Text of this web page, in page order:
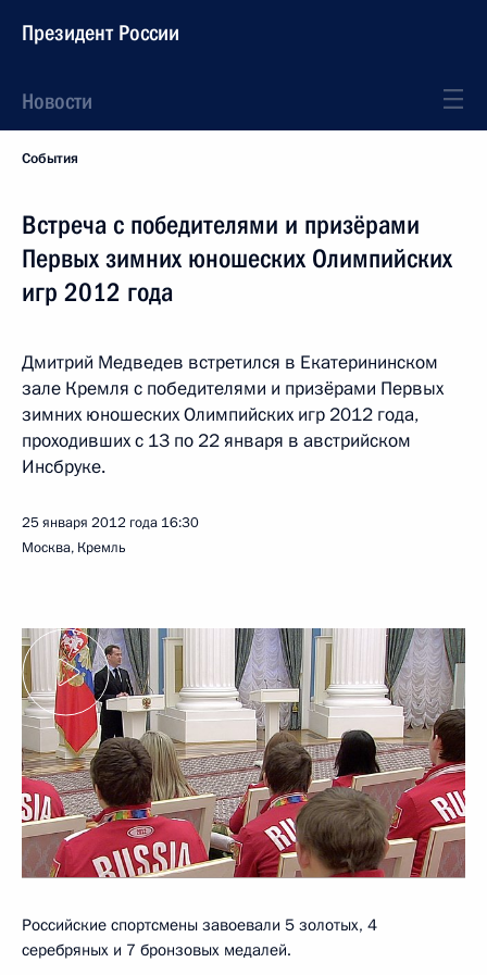
Президент России
Новости
События
Встреча с победителями и призёрами
Первых зимних юношеских Олимпийских
игр 2012 года
Дмитрий Медведев встретился в Екатерининском
зале Кремля с победителями и призёрами Первых
зимних юношеских Олимпийских игр 2012 года,
проходивших с 13 по 22 января в австрийском
Инсбруке.
25 января 2012 года 16:30
Москва, Кремль
Российские спортсмены завоевали 5 золотых, 4
серебряных и 7 бронзовых медалей.